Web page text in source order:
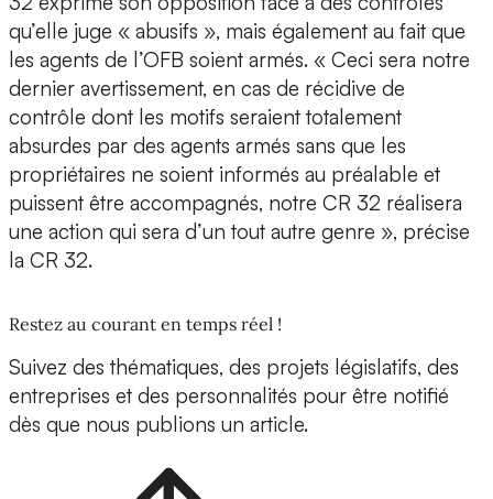
qu’elle juge « abusifs », mais également au fait que
les agents de l’OFB soient armés. « Ceci sera notre
dernier avertissement, en cas de récidive de
contrôle dont les motifs seraient totalement
absurdes par des agents armés sans que les
propriétaires ne soient informés au préalable et
puissent être accompagnés, notre CR 32 réalisera
une action qui sera d’un tout autre genre », précise
la CR 32.
Restez au courant en temps réel !
Suivez des thématiques, des projets législatifs, des
entreprises et des personnalités pour être notifié
dès que nous publions un article.